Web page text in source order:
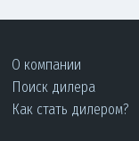
О компании
Поиск дилера
Как стать дилером?